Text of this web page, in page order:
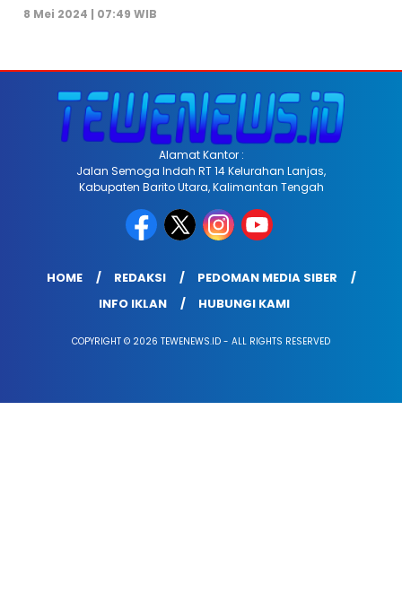
8 Mei 2024 | 07:49 WIB
Alamat Kantor :
Jalan Semoga Indah RT 14 Kelurahan Lanjas,
Kabupaten Barito Utara, Kalimantan Tengah
HOME REDAKSI
PEDOMAN MEDIA SIBER
INFO IKLAN
HUBUNGI KAMI
COPYRIGHT © 2026 TEWENEWS.ID - ALL RIGHTS RESERVED